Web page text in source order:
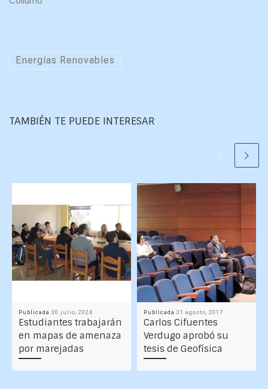
Energías Renovables
TAMBIÉN TE PUEDE INTERESAR
Publicada 30 julio, 2024
Estudiantes trabajarán
en mapas de amenaza
por marejadas
Publicada 31 agosto, 2017
Carlos Cifuentes
Verdugo aprobó su
tesis de Geofísica